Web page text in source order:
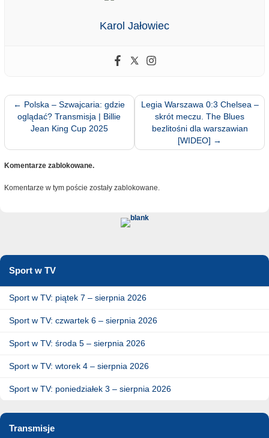
Karol Jałowiec
← Polska – Szwajcaria: gdzie
oglądać? Transmisja | Billie
Jean King Cup 2025
Legia Warszawa 0:3 Chelsea –
skrót meczu. The Blues
bezlitośni dla warszawian
[WIDEO] →
Komentarze zablokowane.
Komentarze w tym poście zostały zablokowane.
Sport w TV
Sport w TV: piątek 7 – sierpnia 2026
Sport w TV: czwartek 6 – sierpnia 2026
Sport w TV: środa 5 – sierpnia 2026
Sport w TV: wtorek 4 – sierpnia 2026
Sport w TV: poniedziałek 3 – sierpnia 2026
Transmisje